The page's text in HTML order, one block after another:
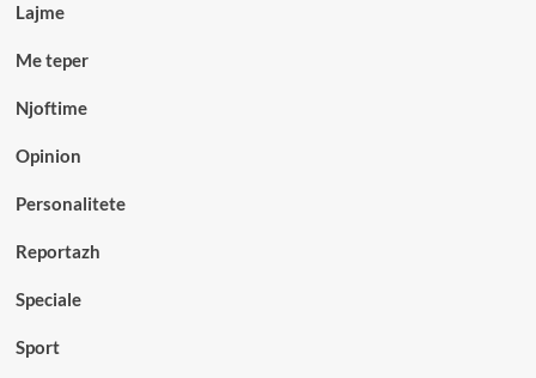
Lajme
Me teper
Njoftime
Opinion
Personalitete
Reportazh
Speciale
Sport